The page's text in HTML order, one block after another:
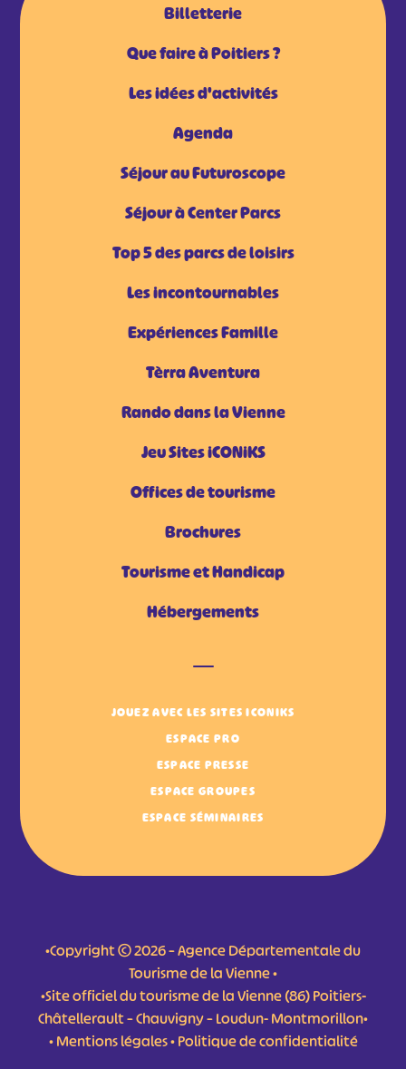
Billetterie
Que faire à Poitiers ?
Les idées d'activités
Agenda
Séjour au Futuroscope
Séjour à Center Parcs
Top 5 des parcs de loisirs
Les incontournables
Expériences Famille
Tèrra Aventura
Rando dans la Vienne
Jeu Sites iCONiKS
Offices de tourisme
Brochures
Tourisme et Handicap
Hébergements
JOUEZ AVEC LES SITES ICONIKS
ESPACE PRO
ESPACE PRESSE
ESPACE GROUPES
ESPACE SÉMINAIRES
•Copyright © 2026 – Agence Départementale du
Tourisme de la Vienne •
•Site officiel du tourisme de la Vienne (86) Poitiers-
Châtellerault – Chauvigny – Loudun- Montmorillon•
•Mentions légales•Politique de confidentialité